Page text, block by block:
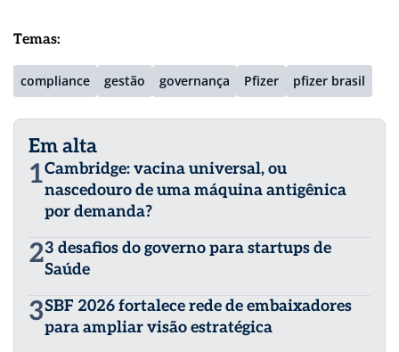
Temas:
compliance gestão governança Pfizer pfizer brasil
Em alta
1Cambridge: vacina universal, ou
nascedouro de uma máquina antigênica
por demanda?
23 desafios do governo para startups de
Saúde
3SBF 2026 fortalece rede de embaixadores
para ampliar visão estratégica